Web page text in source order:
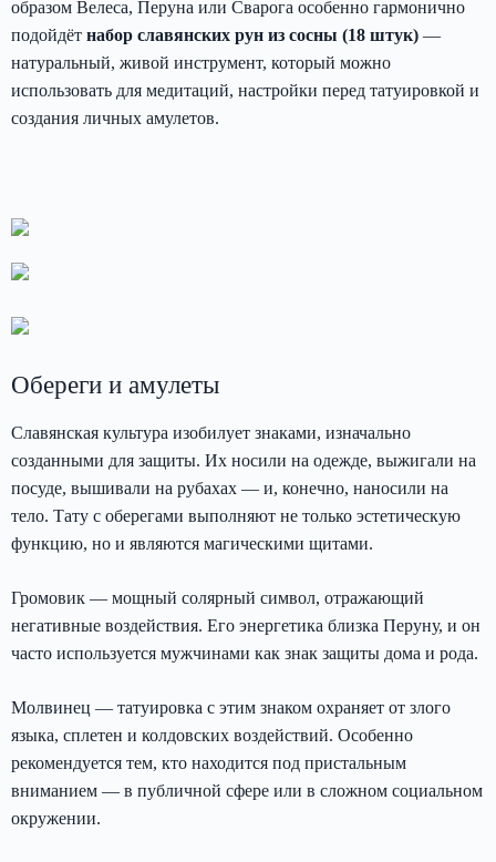
образом Велеса, Перуна или Сварога особенно гармонично
подойдёт набор славянских рун из сосны (18 штук) —
натуральный, живой инструмент, который можно
использовать для медитаций, настройки перед татуировкой и
создания личных амулетов.
Обереги и амулеты
Славянская культура изобилует знаками, изначально
созданными для защиты. Их носили на одежде, выжигали на
посуде, вышивали на рубахах — и, конечно, наносили на
тело. Тату с оберегами выполняют не только эстетическую
функцию, но и являются магическими щитами.
Громовик — мощный солярный символ, отражающий
негативные воздействия. Его энергетика близка Перуну, и он
часто используется мужчинами как знак защиты дома и рода.
Молвинец — татуировка с этим знаком охраняет от злого
языка, сплетен и колдовских воздействий. Особенно
рекомендуется тем, кто находится под пристальным
вниманием — в публичной сфере или в сложном социальном
окружении.